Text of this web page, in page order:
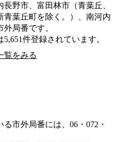
長野市、富田林市（青葉丘、
青葉丘町を除く。）、南河内
局番です。
件登録されています。
覧をみる
市外局番には、06・072・